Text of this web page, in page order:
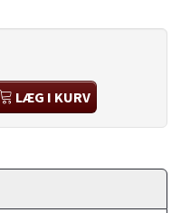
LÆG I KURV